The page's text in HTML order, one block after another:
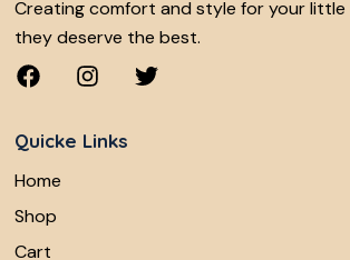
Creating comfort and style for your little
they deserve the best.
Quicke Links
Home
Shop
Cart